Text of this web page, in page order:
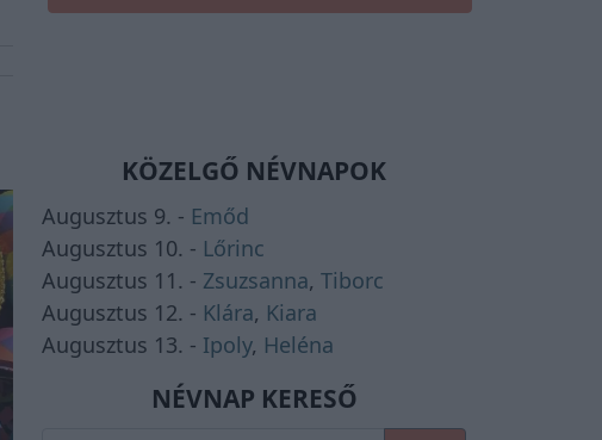
KÖZELGŐ NÉVNAPOK
Augusztus 9. - Emőd
Augusztus 10. - Lőrinc
Augusztus 11. - Zsuzsanna, Tiborc
Augusztus 12. - Klára, Kiara
Augusztus 13. - Ipoly, Heléna
NÉVNAP KERESŐ